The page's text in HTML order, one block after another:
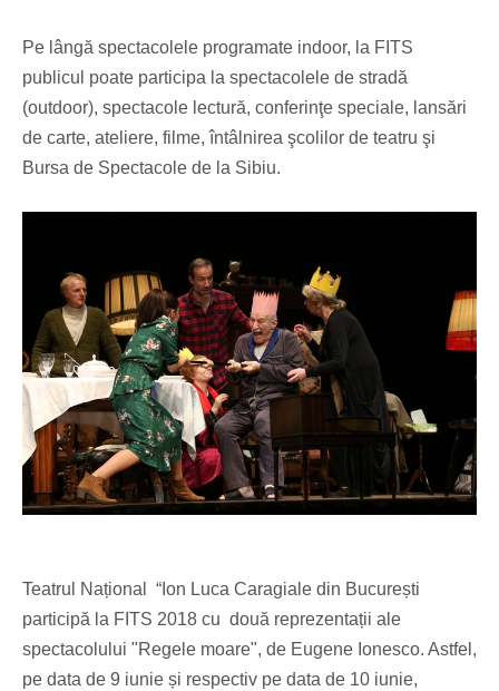
Pe lângă spectacolele programate indoor, la FITS
publicul poate participa la spectacolele de stradă
(outdoor), spectacole lectură, conferinţe speciale, lansări
de carte, ateliere, filme, întâlnirea şcolilor de teatru şi
Bursa de Spectacole de la Sibiu.
Teatrul Național “Ion Luca Caragiale din București
participă la FITS 2018 cu două reprezentații ale
spectacolului "Regele moare", de Eugene Ionesco. Astfel,
pe data de 9 iunie și respectiv pe data de 10 iunie,